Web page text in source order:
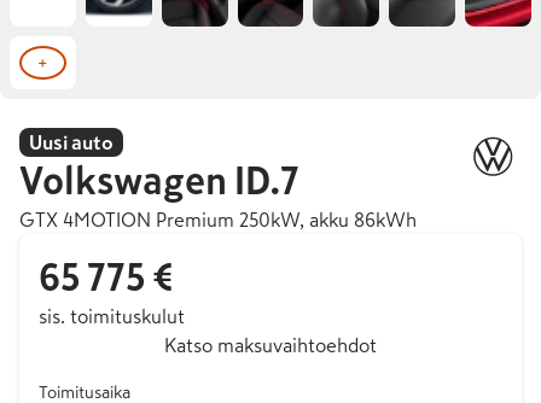
+
Uusi auto
Volkswagen ID.7
GTX 4MOTION Premium 250kW, akku 86kWh
65 775 €
sis. toimituskulut
Katso maksuvaihtoehdot
Toimitusaika